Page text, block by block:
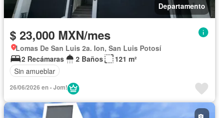
Departamento
$ 23,000 MXN/mes
Lomas De San Luis 2a. Ion, San Luis Potosí
2 Recámaras
2 Baños
121 m²
Sin amueblar
26/06/2026 en - Jom!